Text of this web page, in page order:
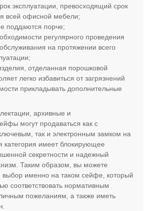
эксплуатации, превосходящий срок
всей офисной мебели;
поддаются порче;
регулярного проведения
на протяжении всего
отделанная порошковой
легко избавиться от загрязнений
прикладывать дополнительные
архивные и
могут продаваться как с
так и электронным замком на
категория имеет блокирующее
секретности и надежный
Таким образом, вы можете
выбор именно на таком сейфе, который
соответствовать нормативным
пожеланиям, а также иметь